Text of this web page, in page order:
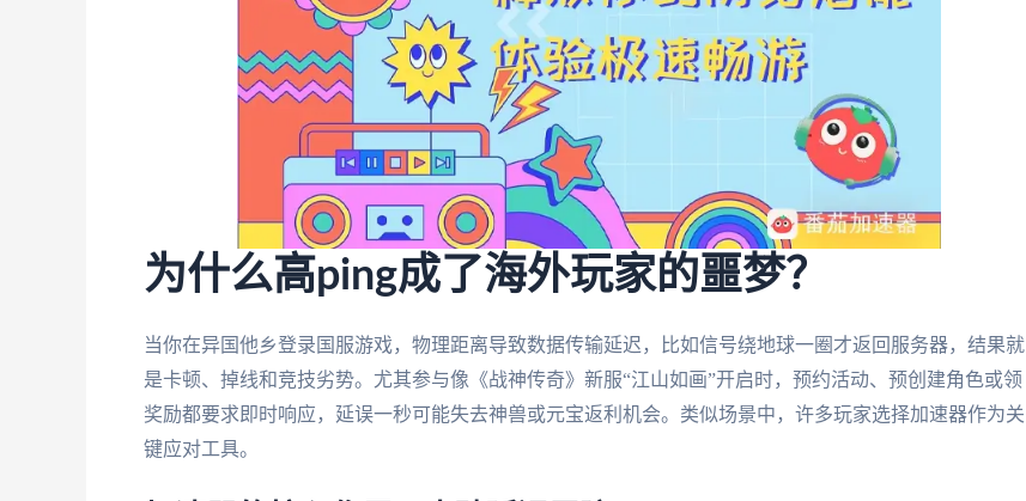
为什么高ping成了海外玩家的噩梦？
当你在异国他乡登录国服游戏，物理距离导致数据传输延迟，比如信号绕地球一圈才返回服务器，结果就
是卡顿、掉线和竞技劣势。尤其参与像《战神传奇》新服“江山如画”开启时，预约活动、预创建角色或领
奖励都要求即时响应，延误一秒可能失去神兽或元宝返利机会。类似场景中，许多玩家选择加速器作为关
键应对工具。